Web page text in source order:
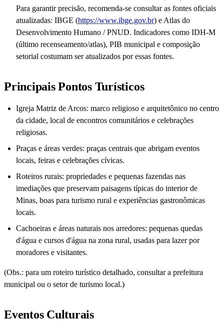
Para garantir precisão, recomenda-se consultar as fontes oficiais
atualizadas: IBGE (https://www.ibge.gov.br) e Atlas do
Desenvolvimento Humano / PNUD. Indicadores como IDH-M
(último recenseamento/atlas), PIB municipal e composição
setorial costumam ser atualizados por essas fontes.
Principais Pontos Turísticos
Igreja Matriz de Arcos: marco religioso e arquitetônico no centro
da cidade, local de encontros comunitários e celebrações
religiosas.
Praças e áreas verdes: praças centrais que abrigam eventos
locais, feiras e celebrações cívicas.
Roteiros rurais: propriedades e pequenas fazendas nas
imediações que preservam paisagens típicas do interior de
Minas, boas para turismo rural e experiências gastronômicas
locais.
Cachoeiras e áreas naturais nos arredores: pequenas quedas
d'água e cursos d'água na zona rural, usadas para lazer por
moradores e visitantes.
(Obs.: para um roteiro turístico detalhado, consultar a prefeitura
municipal ou o setor de turismo local.)
Eventos Culturais